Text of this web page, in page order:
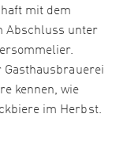
mit dem
Abschluss unter
kennen, wie
im Herbst.